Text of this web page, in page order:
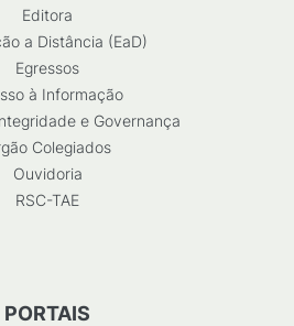
Editora
a Distância (EaD)
Egressos
à Informação
e Governança
Colegiados
Ouvidoria
RSC-TAE
PORTAIS